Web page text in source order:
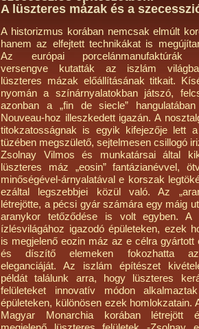
A lüszteres mázak és a
A historizmus korában nemcsak elmúlt
hanem az elfejtett technikákat is
Az európai porcelánmanufaktúrák
versengve kutatták az iszlám
lüszteres mázak előállításának titkait.
nyomán a színárnyalatokban játszó,
azonban a „fin de siecle”
Nouveau-hoz illeszkedett igazán. A
titokzatosságnak is egyik kifejezője lett
tüzében megszülető, sejtelmesen csillogó
Zsolnay Vilmos és munkatársai által
lüszteres máz „eosin” fantázianévvel,
minőségével-árnyalatával e korszak
ezáltal legszebbjei közül való. Az
létrejötte, a pécsi gyár számára egy máig
aranykor tetőződése is volt egyben. A
ízlésvilágához igazodó épületeken, ezek
is megjelenő eozin máz az e célra gyártott
és díszítő elemeken fokozhatta
eleganciáját. Az iszlám építészet
példát találunk arra, hogy lüszteres
felületeket innovatív módon
épületeken, különösen ezek homlokzatain.
Magyar Monarchia korában létrejött